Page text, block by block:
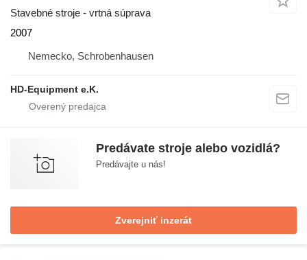
Stavebné stroje - vrtná súprava
2007
Nemecko, Schrobenhausen
HD-Equipment e.K.
Predávate stroje alebo vozidlá?
Predávajte u nás!
Zverejniť inzerát